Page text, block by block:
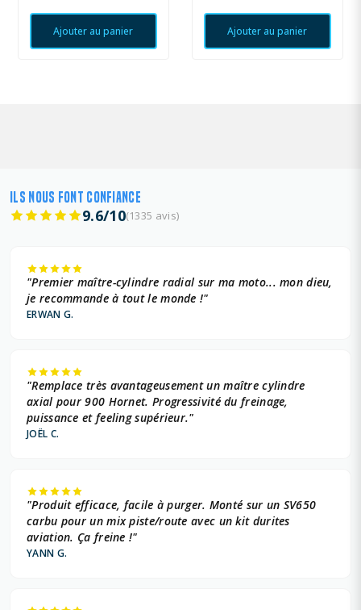
Ajouter au panier Ajouter au panier
ILS NOUS FONT CONFIANCE
9.6/10(1335 avis)
"Premier maître-cylindre radial sur ma moto... mon dieu,
je recommande à tout le monde !"
ERWAN G.
"Remplace très avantageusement un maître cylindre
axial pour 900 Hornet. Progressivité du freinage,
puissance et feeling supérieur."
JOËL C.
"Produit efficace, facile à purger. Monté sur un SV650
carbu pour un mix piste/route avec un kit durites
aviation. Ça freine !"
YANN G.